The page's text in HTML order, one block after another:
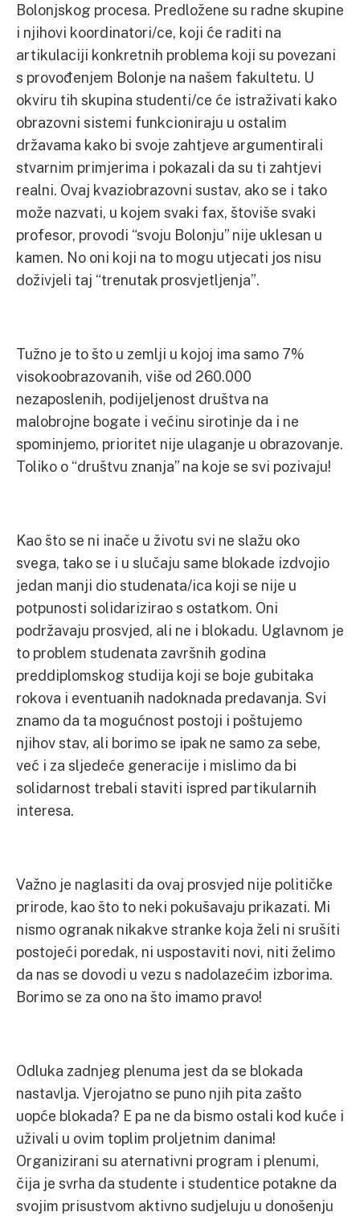
Bolonjskog procesa. Predložene su radne skupine
i njihovi koordinatori/ce, koji će raditi na
artikulaciji konkretnih problema koji su povezani
s provođenjem Bolonje na našem fakultetu. U
okviru tih skupina studenti/ce će istraživati kako
obrazovni sistemi funkcioniraju u ostalim
državama kako bi svoje zahtjeve argumentirali
stvarnim primjerima i pokazali da su ti zahtjevi
realni. Ovaj kvaziobrazovni sustav, ako se i tako
može nazvati, u kojem svaki fax, štoviše svaki
profesor, provodi “svoju Bolonju” nije uklesan u
kamen. No oni koji na to mogu utjecati jos nisu
doživjeli taj “trenutak prosvjetljenja”.
Tužno je to što u zemlji u kojoj ima samo 7%
visokoobrazovanih, više od 260.000
nezaposlenih, podijeljenost društva na
malobrojne bogate i većinu sirotinje da i ne
spominjemo, prioritet nije ulaganje u obrazovanje.
Toliko o “društvu znanja” na koje se svi pozivaju!
Kao što se ni inače u životu svi ne slažu oko
svega, tako se i u slučaju same blokade izdvojio
jedan manji dio studenata/ica koji se nije u
potpunosti solidarizirao s ostatkom. Oni
podržavaju prosvjed, ali ne i blokadu. Uglavnom je
to problem studenata završnih godina
preddiplomskog studija koji se boje gubitaka
rokova i eventuanih nadoknada predavanja. Svi
znamo da ta mogućnost postoji i poštujemo
njihov stav, ali borimo se ipak ne samo za sebe,
već i za sljedeće generacije i mislimo da bi
solidarnost trebali staviti ispred partikularnih
interesa.
Važno je naglasiti da ovaj prosvjed nije političke
prirode, kao što to neki pokušavaju prikazati. Mi
nismo ogranak nikakve stranke koja želi ni srušiti
postojeći poredak, ni uspostaviti novi, niti želimo
da nas se dovodi u vezu s nadolazećim izborima.
Borimo se za ono na što imamo pravo!
Odluka zadnjeg plenuma jest da se blokada
nastavlja. Vjerojatno se puno njih pita zašto
uopće blokada? E pa ne da bismo ostali kod kuće i
uživali u ovim toplim proljetnim danima!
Organizirani su aternativni program i plenumi,
čija je svrha da studente i studentice potakne da
svojim prisustvom aktivno sudjeluju u donošenju